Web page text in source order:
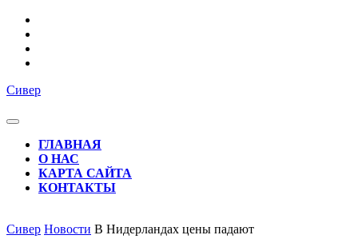
Перейти
содержимому
Сивер
Кнопка
ОткрытьГЛАВНАЯ
О НАС
КАРТА САЙТА
КОНТАКТЫ
ЗАКРЫТЬ
Сивер Новости В Нидерландах цены падают